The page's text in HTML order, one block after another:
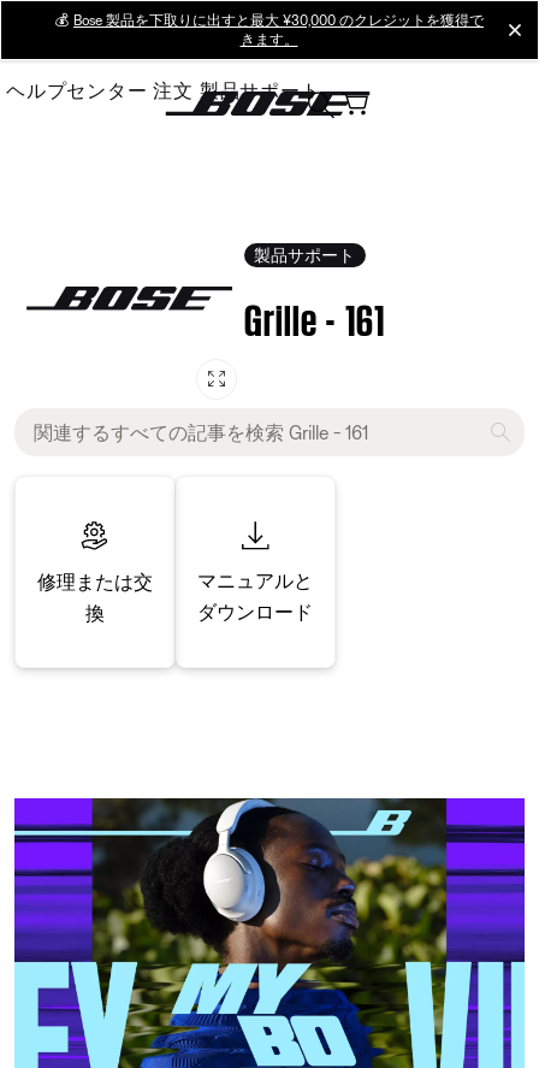
Main
💰 Bose 製品を下取りに出すと最大 ¥30,000 のクレジットを獲得で
きます。
ヘルプセンター 注文 製品サポート
製品サポート
Grille - 161
修理または交
換
マニュアルと
ダウンロード